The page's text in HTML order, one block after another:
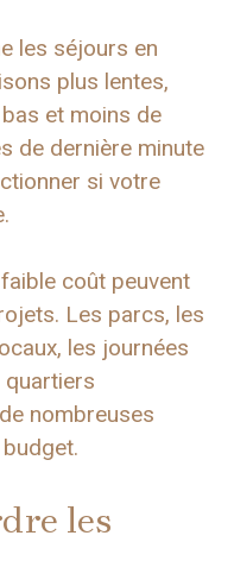
les séjours en
plus lentes,
et moins de
de dernière minute
si votre
coût peuvent
Les parcs, les
les journées
nombreuses
les